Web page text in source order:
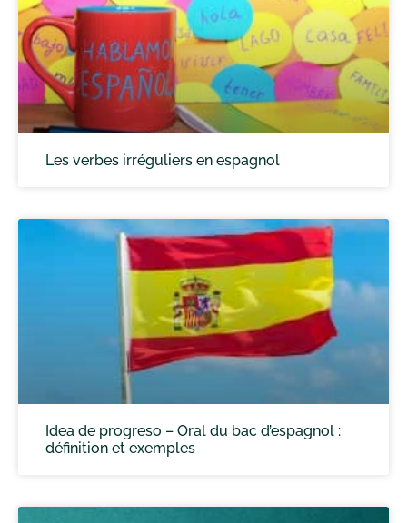
Les verbes irréguliers en espagnol
Idea de progreso – Oral du bac d’espagnol :
définition et exemples